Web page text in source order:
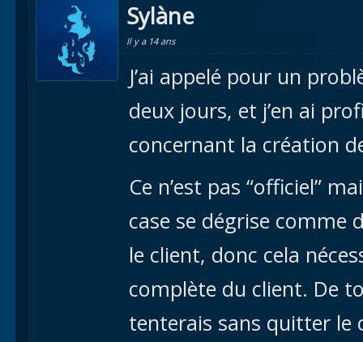
Sylàne
Il y a 14 ans
J’ai appelé pour un
deux jours, et j’en ai
concernant la création
Ce n’est pas “officiel”
case se dégrise
le client, donc cela
complète du client. De
tenterais sans quitter le